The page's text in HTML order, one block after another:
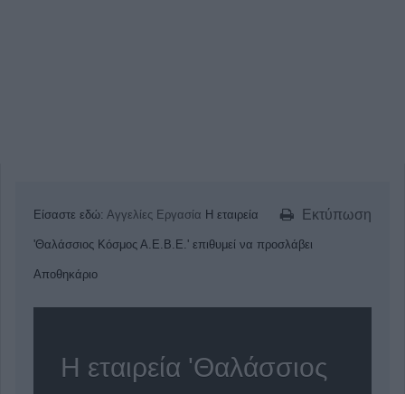
Εκτύπωση
Είσαστε εδώ: Αγγελίες Εργασία Η εταιρεία
'Θαλάσσιος Κόσμος Α.Ε.Β.Ε.' επιθυμεί να προσλάβει
Αποθηκάριο
Η εταιρεία 'Θαλάσσιος